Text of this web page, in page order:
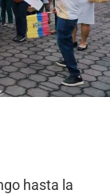
hasta la